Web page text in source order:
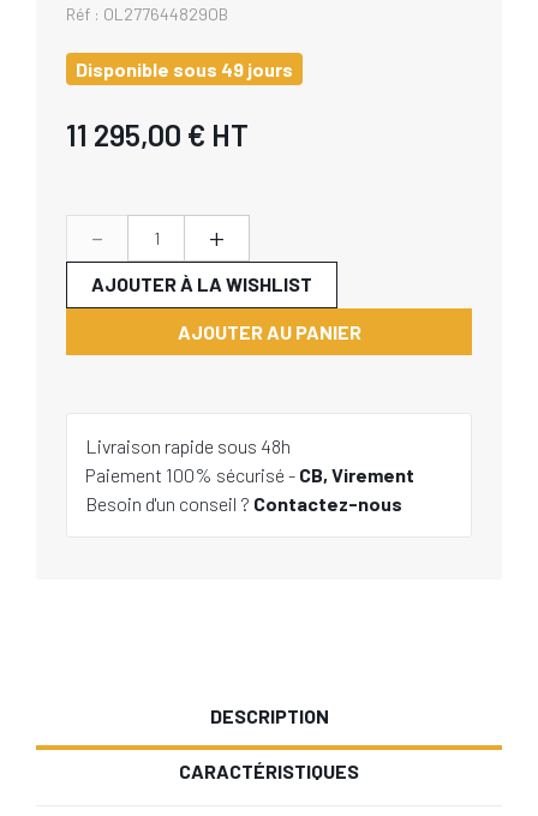
Réf : OL277644829OB
Disponible sous 49 jours
11 295,00 € HT
- +
AJOUTER AU PANIER
AJOUTER À LA WISHLIST
Livraison rapide sous 48h
Paiement 100% sécurisé - CB, Virement
Besoin d'un conseil ? Contactez-nous
DESCRIPTION
CARACTÉRISTIQUES